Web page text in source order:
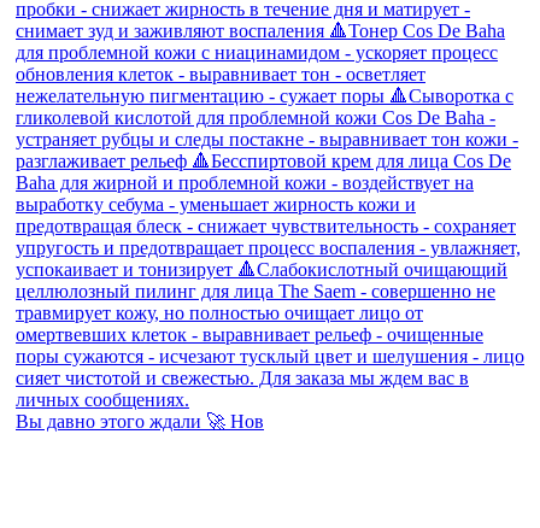
Вы давно этого ждали 🚀 Нов